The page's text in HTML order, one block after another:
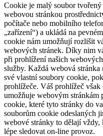
Cookie je malý soubor
webovou stránkou
počítače nebo mobilního
„zařízení“) a ukládá na
cookie nám umožňují rozlišit
webových stránek. Díky nim
při prohlížení našich
služby. Každá webová stránka
své vlastní soubory cookie,
prohlížeče. Váš prohlížeč
umožňuje webovým stránkám
cookie, které tyto stránky do
souborům cookie odeslaných
webové stránky to dělají
lépe sledovat on-line provoz.